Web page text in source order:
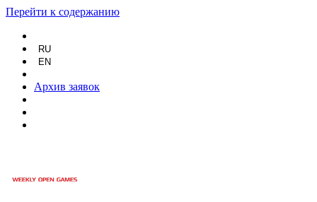
Перейти к содержанию
RU
EN
Архив заявок